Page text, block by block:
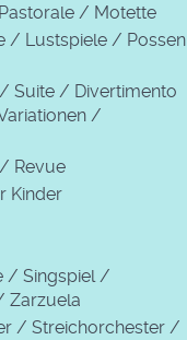
/ Motette
/ Lustspiele / Possen
Suite / Divertimento
/
Revue
Kinder
/ Singspiel /
Zarzuela
/ Streichorchester /